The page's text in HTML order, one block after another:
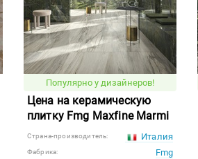
Популярно у дизайнеров!
Цена на керамическую
плитку Fmg Maxfine Marmi
Страна-производитель: Италия
Фабрика: Fmg